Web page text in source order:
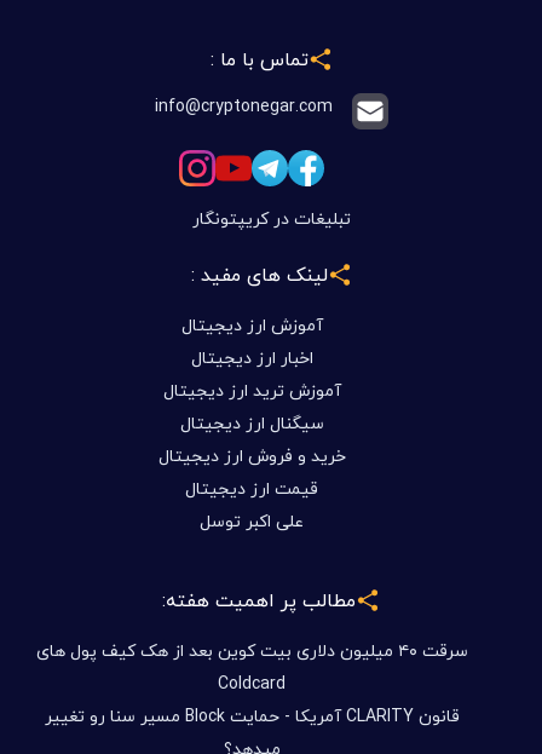
تماس با ما :
info@cryptonegar.com
تبلیغات در کریپتونگار
لینک های مفید :
آموزش ارز دیجیتال
اخبار ارز دیجیتال
آموزش ترید ارز دیجیتال
سیگنال ارز دیجیتال
خرید و فروش ارز دیجیتال
قیمت ارز دیجیتال
علی اکبر توسل
مطالب پر اهمیت هفته:
سرقت ۴۰ میلیون دلاری بیت کوین بعد از هک کیف پول های
Coldcard
قانون CLARITY آمریکا - حمایت Block مسیر سنا رو تغییر